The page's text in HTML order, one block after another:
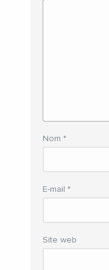
Nom *
E-mail *
Site web